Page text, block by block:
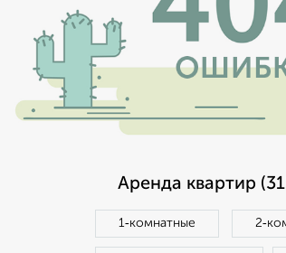
Аренда квартир
1‑комнатные